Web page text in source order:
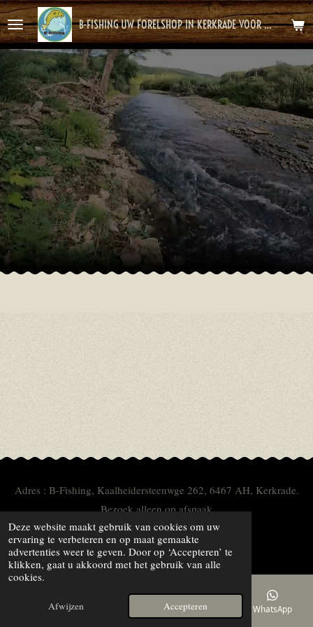
Deze website maakt gebruik van cookies om uw
ervaring te verbeteren en op maat gemaakte
advertenties weer te geven. Door op ‘Accepteren’ te
klikken, gaat u akkoord met het gebruik van alle
cookies.
Afwijzen Accepteren
Ga
direct
naar
de
hoofdinhoud
B-FISHING UW FORELSHOP IN KERKRADE VOOR HET BESTE FOREL AVONTUUR
Adres : B-Fishing, Kaalheidersteenwge 262, 6467 AH, Kerkrade.
Bezoek alleen op afspaak
WILT U EENREVIEWPLAATSEN.
E-mailadres Kaart WhatsApp